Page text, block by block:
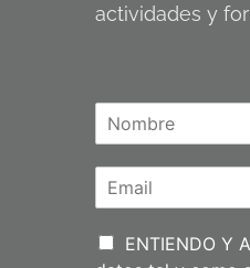
actividades y
*
o
b
e
rP
o
ENTIENDO Y